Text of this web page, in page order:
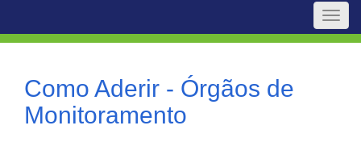
Toggle
Como Aderir - Órgãos de
Monitoramento